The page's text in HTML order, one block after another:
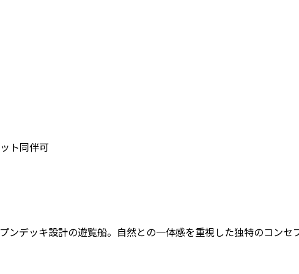
ト同伴可
デッキ設計の遊覧船。自然との一体感を重視した独特のコンセ